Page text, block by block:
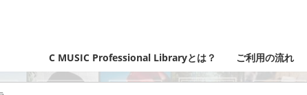
C MUSIC Professional Libraryとは？ ご利用の流れ